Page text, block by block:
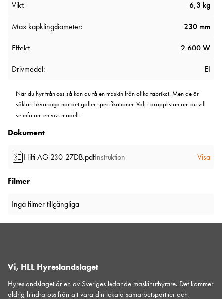
Vikt: 6,3 kg
Max kapklingdiameter: 230 mm
Effekt: 2 600 W
Drivmedel: El
När du hyr från oss så kan du få en maskin från olika fabrikat. Men de är
såklart likvärdiga när det gäller specifikationer. Välj i dropplistan om du vill
se info om en viss modell.
Dokument
Hilti AG 230-27DB.pdfInstruktion Visa
Filmer
Inga filmer tillgängliga
Vi, HLL Hyreslandslaget
Hyreslandslaget är en av Sveriges ledande maskinuthyrare. Det kommer
aldrig hindra oss från att vara din lokala samarbetspartner och